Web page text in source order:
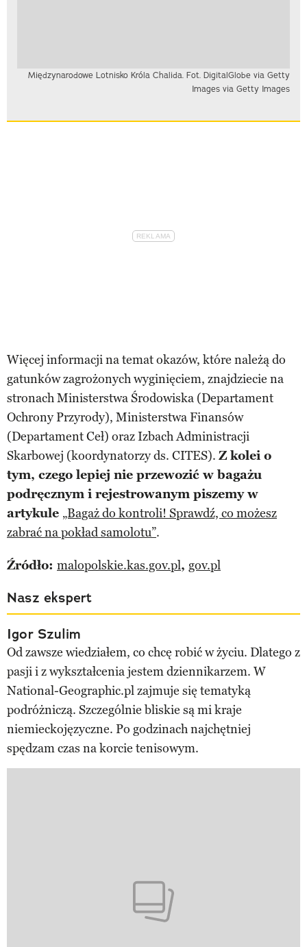
Międzynarodowe Lotnisko Króla Chalida. Fot. DigitalGlobe via Getty
Images via Getty Images
Więcej informacji na temat okazów, które należą do
gatunków zagrożonych wyginięciem, znajdziecie na
stronach Ministerstwa Środowiska (Departament
Ochrony Przyrody), Ministerstwa Finansów
(Departament Ceł) oraz Izbach Administracji
Skarbowej (koordynatorzy ds. CITES). Z kolei o
tym, czego lepiej nie przewozić w bagażu
podręcznym i rejestrowanym piszemy w
artykule „Bagaż do kontroli! Sprawdź, co możesz
zabrać na pokład samolotu”.
Źródło: malopolskie.kas.gov.pl, gov.pl
Nasz ekspert
Igor Szulim
Od zawsze wiedziałem, co chcę robić w życiu. Dlatego z
pasji i z wykształcenia jestem dziennikarzem. W
National-Geographic.pl zajmuje się tematyką
podróżniczą. Szczególnie bliskie są mi kraje
niemieckojęzyczne. Po godzinach najchętniej
spędzam czas na korcie tenisowym.